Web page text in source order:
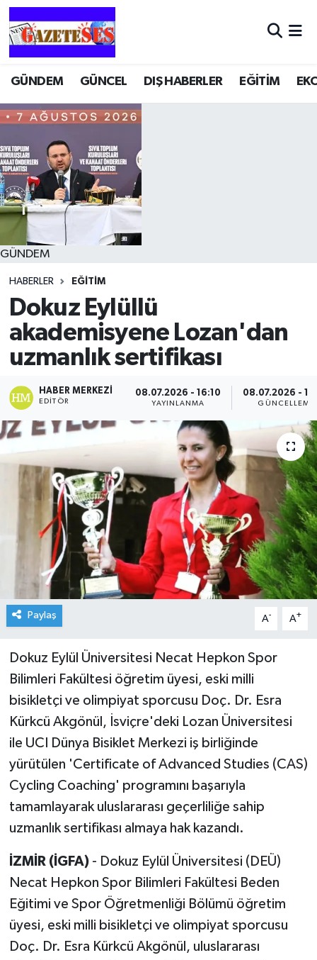
GÜNDEM GÜNCEL DIŞ HABERLER EĞİTİM
GÜNDEM
HABERLER EĞİTİM
Dokuz Eylüllü
akademisyene Lozan'dan
uzmanlık sertifikası
HABER MERKEZI
EDITÖR
08.07.2026 - 16:10
YAYINLANMA
08.07.2026 -
GÜNCELLEME
Paylaş A- A+
Dokuz Eylül Üniversitesi Necat Hepkon Spor
Bilimleri Fakültesi öğretim üyesi, eski milli
bisikletçi ve olimpiyat sporcusu Doç. Dr. Esra
Kürkcü Akgönül, İsviçre'deki Lozan Üniversitesi
ile UCI Dünya Bisiklet Merkezi iş birliğinde
yürütülen 'Certificate of Advanced Studies (CAS)
Cycling Coaching' programını başarıyla
tamamlayarak uluslararası geçerliliğe sahip
uzmanlık sertifikası almaya hak kazandı.
İZMİR (İGFA) - Dokuz Eylül Üniversitesi (DEÜ)
Necat Hepkon Spor Bilimleri Fakültesi Beden
Eğitimi ve Spor Öğretmenliği Bölümü öğretim
üyesi, eski milli bisikletçi ve olimpiyat sporcusu
Doç. Dr. Esra Kürkcü Akgönül, uluslararası